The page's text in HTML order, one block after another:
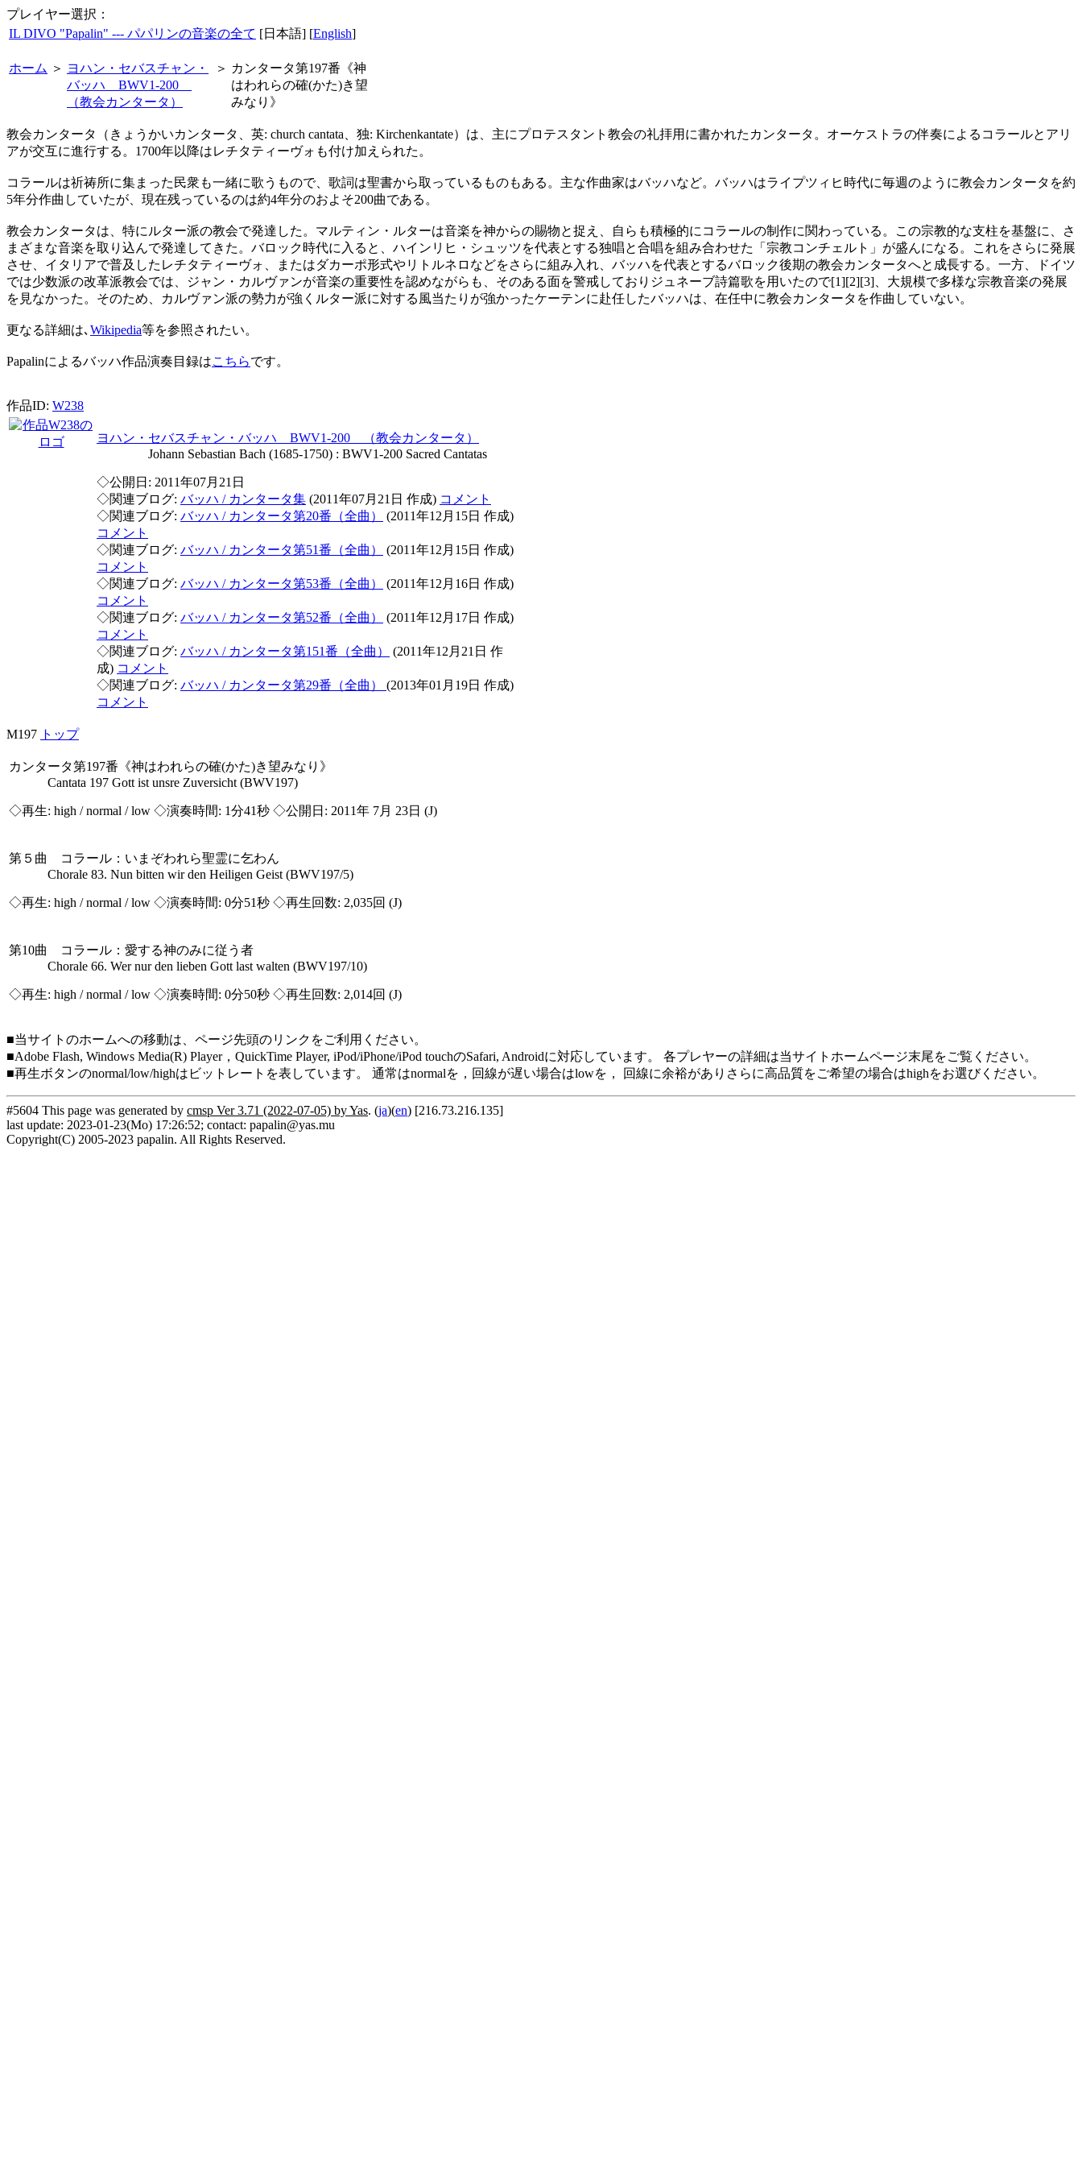
プレイヤー選択：
IL DIVO "Papalin" --- パパリンの音楽の全て [日本語] [English]
ホーム ＞ ヨハン・セバスチャン・
バッハ BWV1-200
（教会カンタータ）
＞ カンタータ第197番《神
はわれらの確(かた)き望
みなり》
教会カンタータ（きょうかいカンタータ、英: church cantata、独: Kirchenkantate）は、主にプロテスタント教会の礼拝用に書かれたカンタータ。オーケストラの伴奏によるコラールとアリ
アが交互に進行する。1700年以降はレチタティーヴォも付け加えられた。
コラールは祈祷所に集まった民衆も一緒に歌うもので、歌詞は聖書から取っているものもある。主な作曲家はバッハなど。バッハはライプツィヒ時代に毎週のように教会カンタータを約
5年分作曲していたが、現在残っているのは約4年分のおよそ200曲である。
教会カンタータは、特にルター派の教会で発達した。マルティン・ルターは音楽を神からの賜物と捉え、自らも積極的にコラールの制作に関わっている。この宗教的な支柱を基盤に、さ
まざまな音楽を取り込んで発達してきた。バロック時代に入ると、ハインリヒ・シュッツを代表とする独唱と合唱を組み合わせた「宗教コンチェルト」が盛んになる。これをさらに発展
させ、イタリアで普及したレチタティーヴォ、またはダカーポ形式やリトルネロなどをさらに組み入れ、バッハを代表とするバロック後期の教会カンタータへと成長する。一方、ドイツ
では少数派の改革派教会では、ジャン・カルヴァンが音楽の重要性を認めながらも、そのある面を警戒しておりジュネーブ詩篇歌を用いたので[1][2][3]、大規模で多様な宗教音楽の発展
を見なかった。そのため、カルヴァン派の勢力が強くルター派に対する風当たりが強かったケーテンに赴任したバッハは、在任中に教会カンタータを作曲していない。
更なる詳細は､ Wikipedia等を参照されたい。
Papalinによるバッハ作品演奏目録はこちらです。
作品ID: W238
ヨハン・セバスチャン・バッハ BWV1-200 （教会カンタータ）
Johann Sebastian Bach (1685-1750) : BWV1-200 Sacred Cantatas
◇公開日: 2011年07月21日
◇関連ブログ: バッハ / カンタータ集 (2011年07月21日 作成) コメント
◇関連ブログ: バッハ / カンタータ第20番（全曲）
(2011年12月15日 作成)
コメント
◇関連ブログ: バッハ / カンタータ第51番（全曲）
(2011年12月15日 作成)
コメント
◇関連ブログ: バッハ / カンタータ第53番（全曲）
(2011年12月16日 作成)
コメント
◇関連ブログ: バッハ / カンタータ第52番（全曲）
(2011年12月17日 作成)
コメント
◇関連ブログ: バッハ / カンタータ第151番（全曲）
(2011年12月21日 作
成) コメント
◇関連ブログ: バッハ / カンタータ第29番（全曲） (2013年01月19日 作成)
コメント
M197 トップ
カンタータ第197番《神はわれらの確(かた)き望みなり》
Cantata 197 Gott ist unsre Zuversicht (BWV197)
◇再生: high / normal / low ◇演奏時間: 1分41秒 ◇公開日: 2011年 7月 23日 (J)
第５曲 コラール：いまぞわれら聖霊に乞わん
Chorale 83. Nun bitten wir den Heiligen Geist (BWV197/5)
◇再生: high / normal / low ◇演奏時間: 0分51秒 ◇再生回数: 2,035回 (J)
第10曲 コラール：愛する神のみに従う者
Chorale 66. Wer nur den lieben Gott last walten (BWV197/10)
◇再生: high / normal / low ◇演奏時間: 0分50秒 ◇再生回数: 2,014回 (J)
■当サイトのホームへの移動は、ページ先頭のリンクをご利用ください。
■Adobe Flash, Windows Media(R) Player，QuickTime Player, iPod/iPhone/iPod touchのSafari, Androidに対応しています。 各プレヤーの詳細は当サイトホームページ末尾をご覧ください。
■再生ボタンのnormal/low/highはビットレートを表しています。 通常はnormalを，回線が遅い場合はlowを， 回線に余裕がありさらに高品質をご希望の場合はhighをお選びください。
#5604 This page was generated by cmsp Ver 3.71 (2022-07-05) by Yas. (ja)(en) [216.73.216.135]
last update: 2023-01-23(Mo) 17:26:52; contact: papalin@yas.mu
Copyright(C) 2005-2023 papalin. All Rights Reserved.